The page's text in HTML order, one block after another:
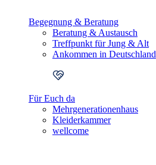
Begegnung & Beratung
Beratung & Austausch
Treffpunkt für Jung & Alt
Ankommen in Deutschland
Für Euch da
Mehrgenerationenhaus
Kleiderkammer
wellcome